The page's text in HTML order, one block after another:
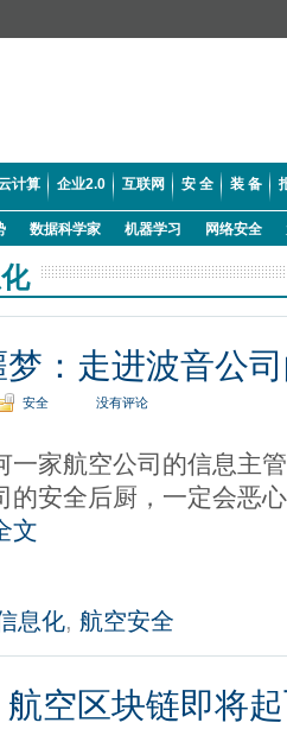
计算 企业2.0 互联网 安 全 装 备
数据科学家 机器学习 网络安全
：走进波音公
安全 没有评论
一家航空公司的信息主
的安全后厨，一定会恶
文
息化, 航空安全
空区块链即将